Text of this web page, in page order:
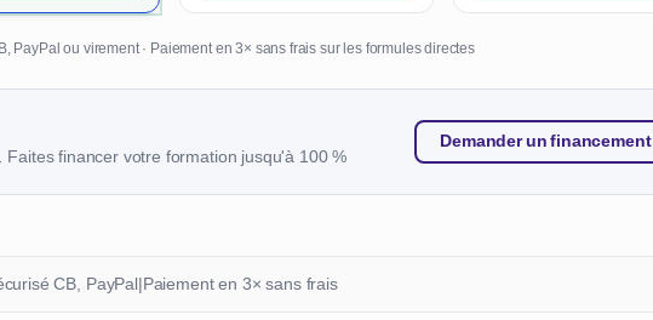
PayPal ou virement · Paiement en 3× sans frais sur les formules directes
financer votre formation jusqu'à 100 %
Demander un financement
CB, PayPal|Paiement en 3× sans frais